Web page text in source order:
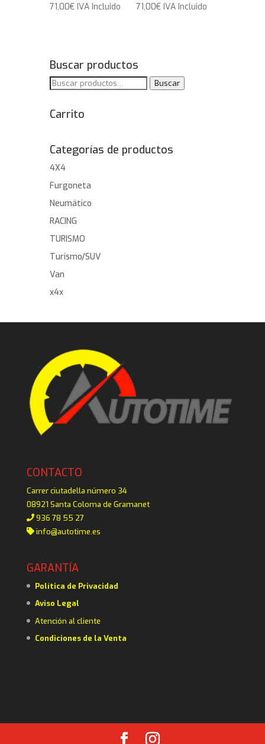
71,00€ IVA Incluido 71,00€ IVA Incluido
Buscar productos
Buscar
Buscar
Carrito
Categorías de productos
4X4
Furgoneta
Neumático
RACING
TURISMO
Turismo/SUV
Van
x4x
CONTACTO
Carrer ciutadella número 34
08921 Santa Coloma de Gramanet
936 78 55 27
info@autotime.es
GARANTÍA
Política de Privacidad
Aviso Legal
Atención al cliente
Condiciones de la Venta